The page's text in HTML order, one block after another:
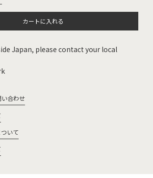
カートに入れる
Japan, please contact your local
合わせ
いて